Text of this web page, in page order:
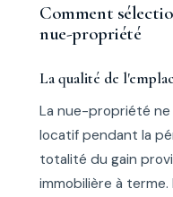
Comment
nue-propriété
La qualité de
La nue-propriété
locatif pendant la
totalité du gain
immobilière à